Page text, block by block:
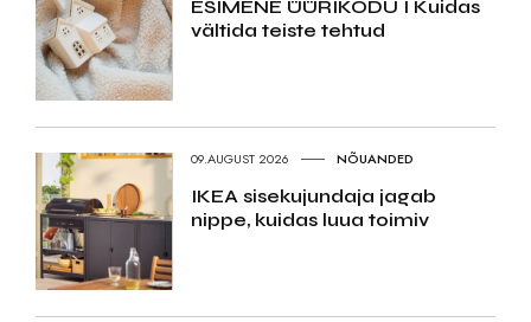
ESIMENE ÜÜRIKODU I Kuidas
vältida teiste tehtud
09.AUGUST 2026 NÕUANDED
IKEA sisekujundaja jagab
nippe, kuidas luua toimiv